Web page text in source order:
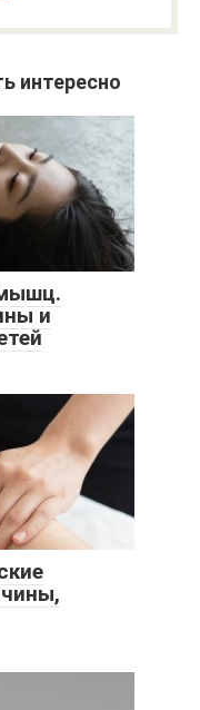
интересно
и